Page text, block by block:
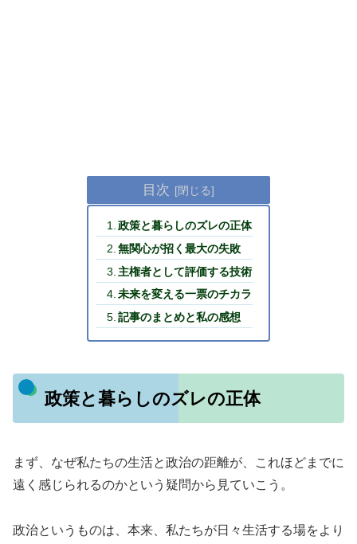
目次
政策と暮らしのズレの正体
無関心が招く最大の失敗
主権者として評価する技術
未来を変える一票のチカラ
記事のまとめと私の感想
政策と暮らしのズレの正体
まず、なぜ私たちの生活と政治の距離が、これほどまでに
遠く感じられるのかという疑問から見ていこう。
政治というものは、本来、私たちが日々生活する場をより